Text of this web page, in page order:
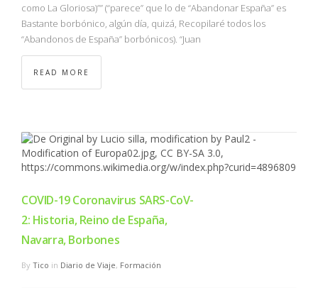
como La Gloriosa)”” (“parece” que lo de “Abandonar España” es
Bastante borbónico, algún día, quizá, Recopilaré todos los
“Abandonos de España” borbónicos). “Juan
READ MORE
COVID-19 Coronavirus SARS-CoV-
2: Historia, Reino de España,
Navarra, Borbones
By Tico in Diario de Viaje, Formación